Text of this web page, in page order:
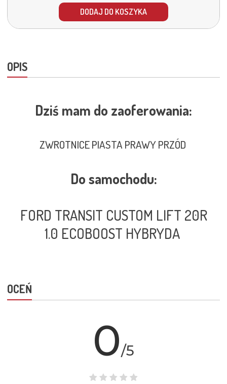
DODAJ DO KOSZYKA
OPIS
Dziś mam do zaoferowania:
ZWROTNICE PIASTA PRAWY PRZÓD
Do samochodu:
FORD TRANSIT CUSTOM LIFT 20R
1.0 ECOBOOST HYBRYDA
OCEŃ
0/5